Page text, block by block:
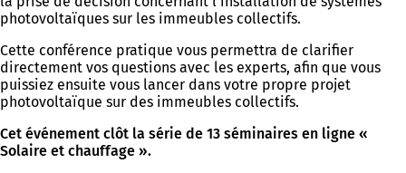
photovoltaïques sur les immeubles collectifs.
Cette conférence pratique vous permettra de clarifier
directement vos questions avec les experts, afin que vous
puissiez ensuite vous lancer dans votre propre projet
photovoltaïque sur des immeubles collectifs.
Cet événement clôt la série de 13 séminaires en ligne «
Solaire et chauffage ».